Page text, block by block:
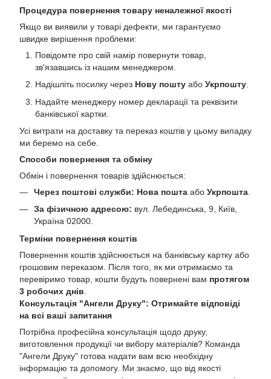
Процедура повернення товару неналежної якості
Якщо ви виявили у товарі дефекти, ми гарантуємо
швидке вирішення проблеми:
Повідомте про свій намір повернути товар,
зв'язавшись із нашим менеджером.
Надішліть посилку через Нову пошту або Укрпошту
Надайте менеджеру номер декларації та реквізити
банківської картки.
Усі витрати на доставку та переказ коштів у цьому випадку
ми беремо на себе.
Способи повернення та обміну
Обмін і повернення товарів здійснюється:
Через поштові служби: Нова пошта або Укрпошта
За фізичною адресою: вул. Лебединська, 9, Київ,
Україна 02000.
Терміни повернення коштів
Повернення коштів здійснюється на банківську картку або
грошовим переказом. Після того, як ми отримаємо та
перевіримо товар, кошти будуть повернені вам протягом
3 робочих днів
Консультація "Ангели Друку": Отримайте відповіді
на всі ваші запитання
Потрібна професійна консультація щодо друку,
виготовлення продукції чи вибору матеріалів? Команда
"Ангели Друку" готова надати вам всю необхідну
інформацію та допомогу. Ми знаємо, що від якості